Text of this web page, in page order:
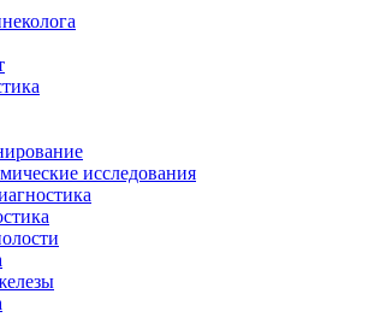
исследования